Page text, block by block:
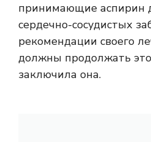
принимающие аспирин
сердечно-сосудистых
рекомендации своего
должны продолжать
заключила она.